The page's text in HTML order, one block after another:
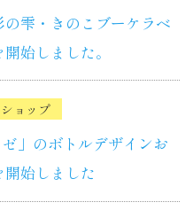
雫・きのこブーケラベ
始しました。
ョップ
」のボトルデザインお
始しました